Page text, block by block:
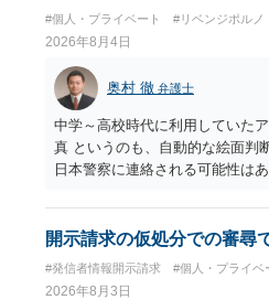
#個人・プライベート #リベンジポルノ
2026年8月4日
奥村 徹 弁護士
中学～高校時代に利用していた
真 というのも、自動的な絵面判
日本警察に連絡される可能性はあ
開示請求の仮処分での審尋
#発信者情報開示請求 #個人・プライベ
2026年8月3日